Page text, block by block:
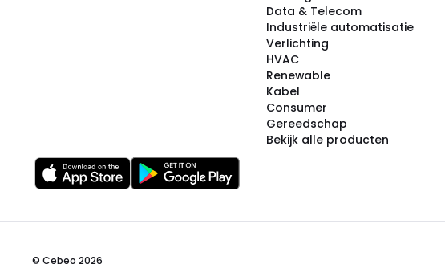
Data & Telecom
Industriële automatisatie
Verlichting
HVAC
Renewable
Kabel
Consumer
Gereedschap
Bekijk alle producten
© Cebeo 2026